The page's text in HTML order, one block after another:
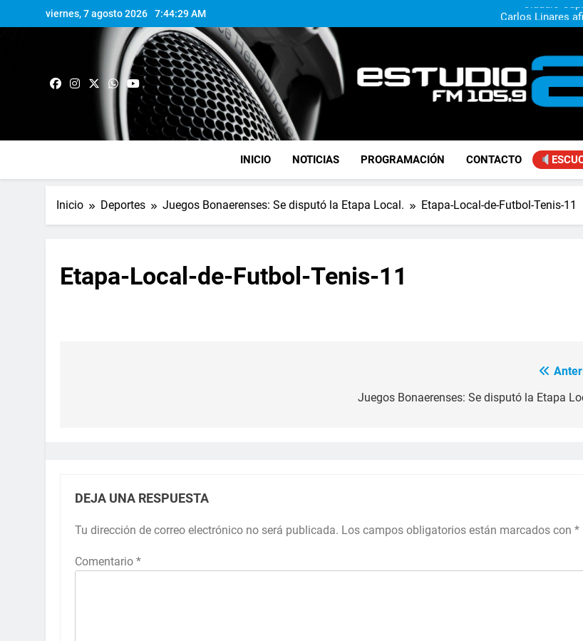
viernes, 7 agosto 2026 7:44:30 AM
Carlos Linares
ley de tierras y
Paco
Carlos Linares
ley de tierras y
Paco
FM Estudio 2
INICIO NOTICIAS PROGRAMACIÓN CONTACTO
Inicio Deportes Juegos Bonaerenses: Se disputó la Etapa Local. Etapa-Local-de-Futbol-Tenis-11
Etapa-Local-de-Futbol-Tenis-11
Juegos Bonaerenses: Se disputó la Etapa
DEJA UNA RESPUESTA
Tu dirección de correo electrónico no será publicada. Los campos obligatorios están marcados con *
Comentario *